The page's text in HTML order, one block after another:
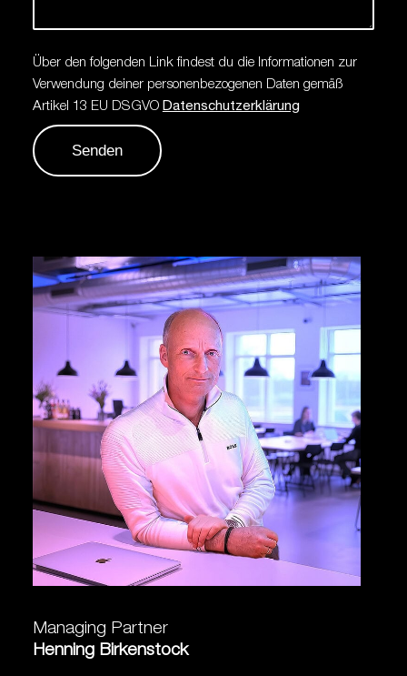
Über den folgenden Link findest du die Informationen zur
Verwendung deiner personenbezogenen Daten gemäß
Artikel 13 EU DSGVO Datenschutzerklärung
Managing Partner
Henning Birkenstock